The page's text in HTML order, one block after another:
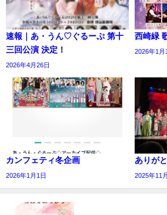
速報｜あ・うん♡ぐるーぷ 第十
三回公演 決定！
2026年4月26日
西崎緑
2026年1月
カンフェティ冬企画
2026年1月1日
ありが
2025年11